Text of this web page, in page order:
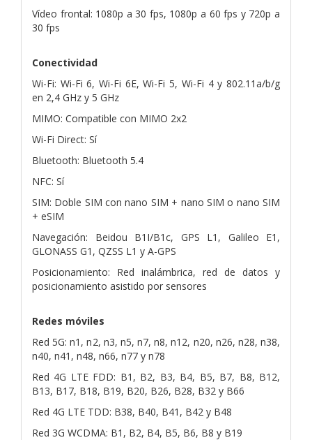
Vídeo frontal: 1080p a 30 fps, 1080p a 60 fps y 720p a
30 fps
Conectividad
Wi-Fi: Wi-Fi 6, Wi-Fi 6E, Wi-Fi 5, Wi-Fi 4 y 802.11a/b/g
en 2,4 GHz y 5 GHz
MIMO: Compatible con MIMO 2x2
Wi-Fi Direct: Sí
Bluetooth: Bluetooth 5.4
NFC: Sí
SIM: Doble SIM con nano SIM + nano SIM o nano SIM
+ eSIM
Navegación: Beidou B1I/B1c, GPS L1, Galileo E1,
GLONASS G1, QZSS L1 y A-GPS
Posicionamiento: Red inalámbrica, red de datos y
posicionamiento asistido por sensores
Redes móviles
Red 5G: n1, n2, n3, n5, n7, n8, n12, n20, n26, n28, n38,
n40, n41, n48, n66, n77 y n78
Red 4G LTE FDD: B1, B2, B3, B4, B5, B7, B8, B12,
B13, B17, B18, B19, B20, B26, B28, B32 y B66
Red 4G LTE TDD: B38, B40, B41, B42 y B48
Red 3G WCDMA: B1, B2, B4, B5, B6, B8 y B19